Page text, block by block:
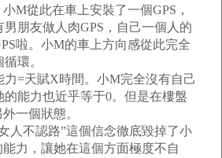
M從此在車上安裝了一個GPS，
朋友做人肉GPS，自己一個人的
啦。小M的車上方向感從此完全
環。
=天賦X時間。小M完全沒有自己
能力也近乎等于0。但是在樓盤
一個狀態。
不認路”這個信念徹底毀掉了小
力，讓她在這個方面極度不自